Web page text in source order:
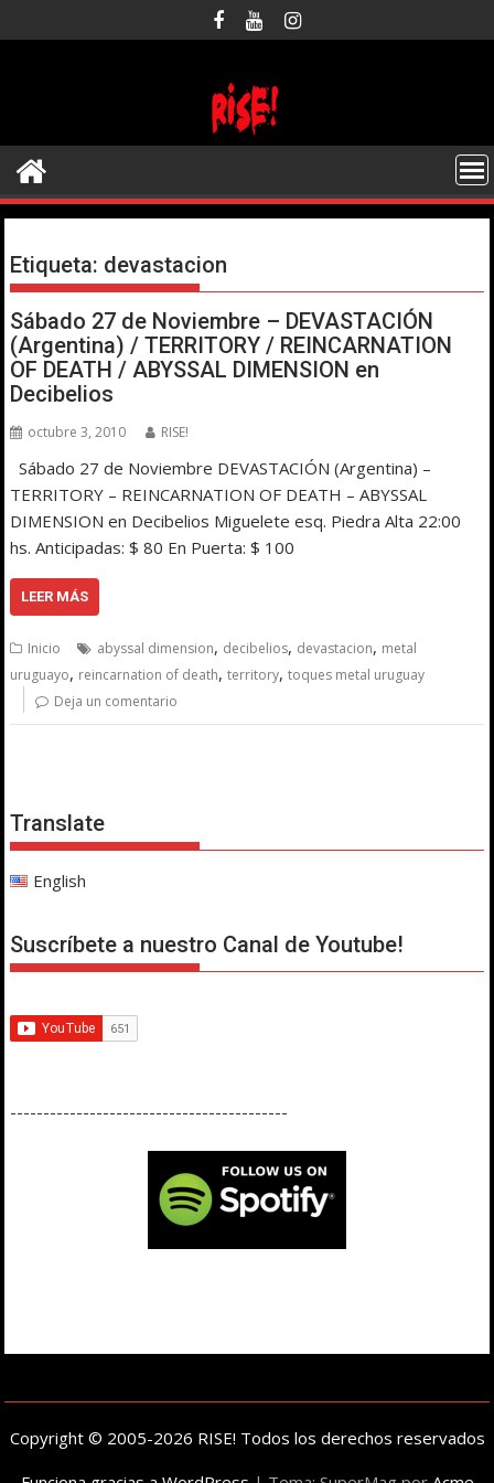
al
Etiqueta: devastacion
Sábado 27 de Noviembre – DEVASTACIÓN
(Argentina) / TERRITORY / REINCARNATION
OF DEATH / ABYSSAL DIMENSION en
Decibelios
octubre 3, 2010 RISE!
Sábado 27 de Noviembre DEVASTACIÓN (Argentina) –
TERRITORY – REINCARNATION OF DEATH – ABYSSAL
DIMENSION en Decibelios Miguelete esq. Piedra Alta 22:00
hs. Anticipadas: $ 80 En Puerta: $ 100
LEER MÁS
Inicio abyssal dimension, decibelios, devastacion, metal
uruguayo, reincarnation of death,territory,toques metal uruguay
Deja un comentario
Translate
English
Suscríbete a nuestro Canal de Youtube!
------------------------------------------
Copyright © 2005-2026 RISE! Todos los derechos reservados